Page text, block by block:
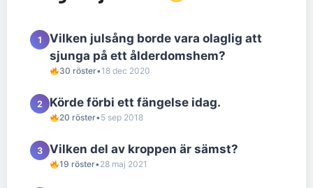
1
Vilken julsång borde vara olaglig att
sjunga på ett ålderdomshem?
30 röster•18 dec 2020
2 Körde förbi ett fängelse idag.
20 röster•5 sep 2018
3 Vilken del av kroppen är sämst?
19 röster•28 maj 2021